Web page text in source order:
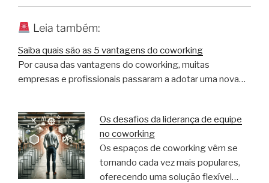
Leia também:
Saiba quais são as 5 vantagens do coworking
Por causa das vantagens do coworking, muitas
empresas e profissionais passaram a adotar uma nova…
Os desafios da liderança de equipe
no coworking
Os espaços de coworking vêm se
tornando cada vez mais populares,
oferecendo uma solução flexível…